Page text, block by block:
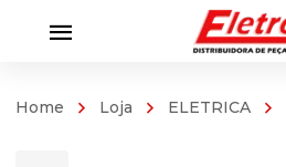
Home Loja ELETRICA